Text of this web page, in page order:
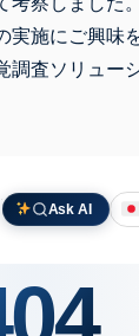
実施にご興味
調査ソリュー